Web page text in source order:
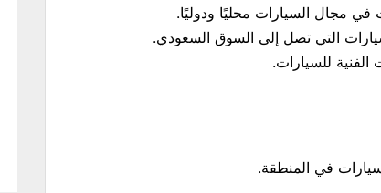
في مجال السيارات محليًا ودوليًا.
التي تصل إلى السوق السعودي.
للسيارات.
في المنطقة.